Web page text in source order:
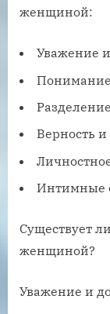
женщиной:
Уважение
Верность
Интимные
Существует
женщиной?
Уважение и